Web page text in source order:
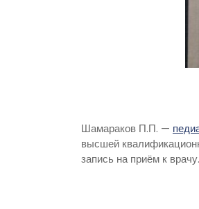
Шамараков П.П. —
высшей
запись на приём к врачу.